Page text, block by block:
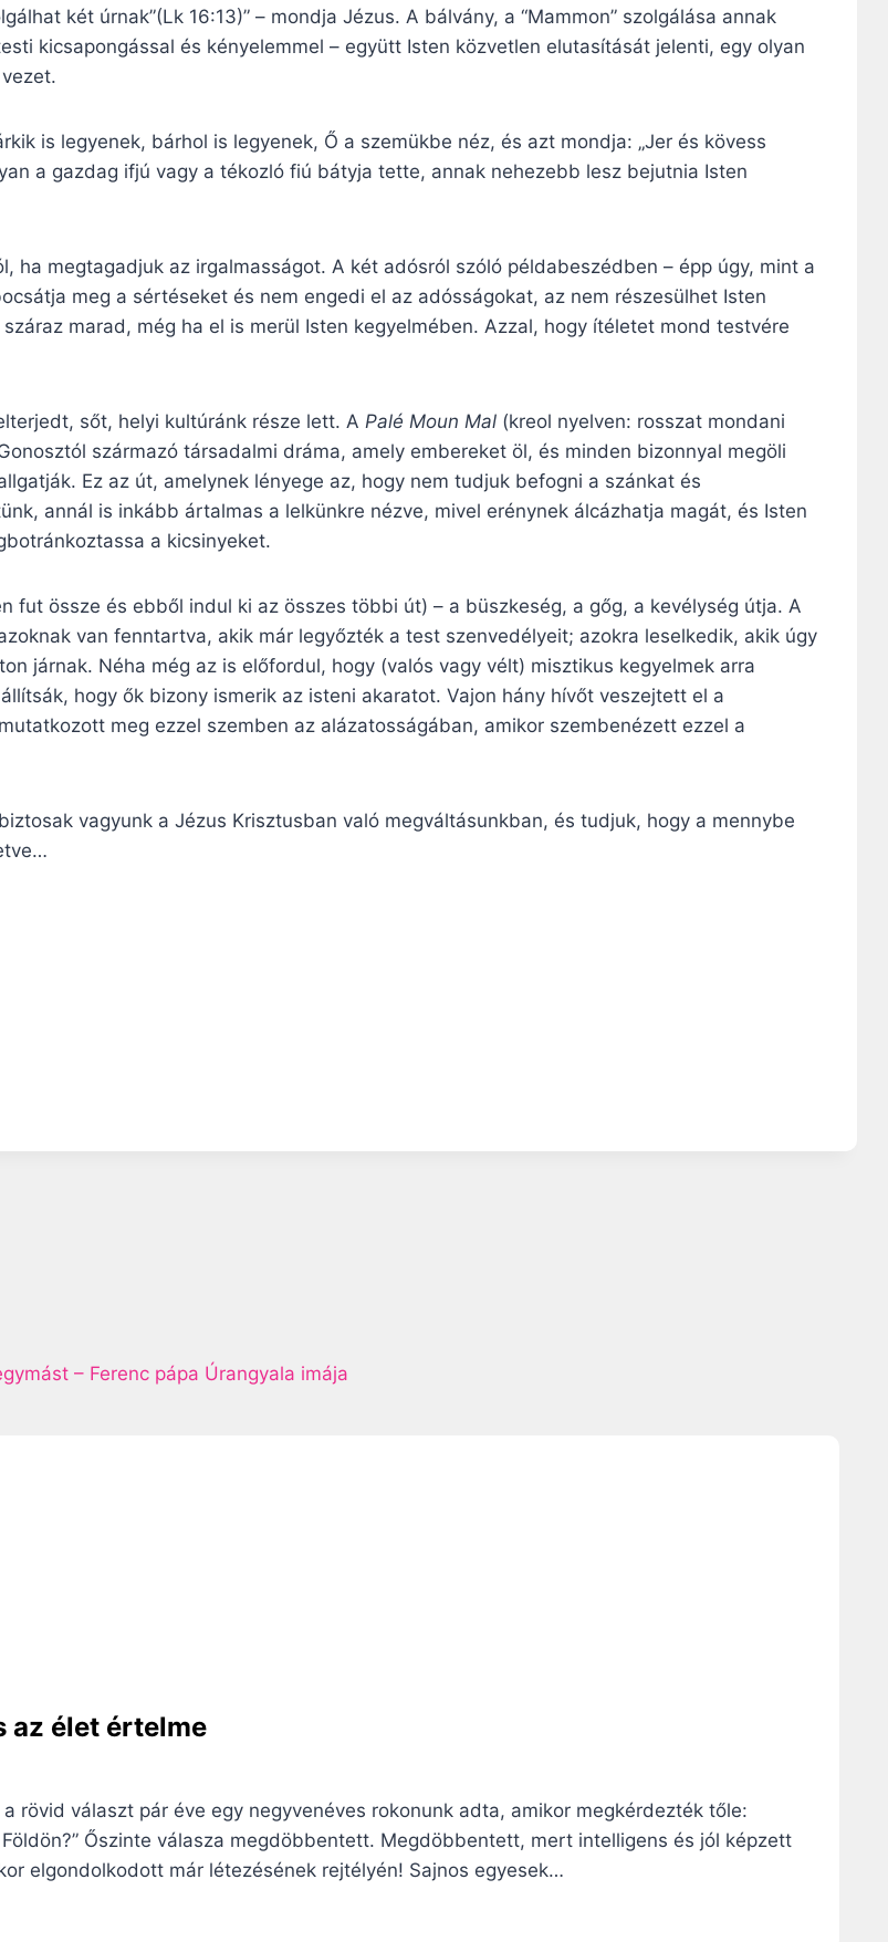
két úrnak”(Lk 16:13)” – mondja Jézus. A bálvány, a “Mammon” szolgálása annak
kicsapongással és kényelemmel – együtt Isten közvetlen elutasítását jelenti, egy olyan
is legyenek, bárhol is legyenek, Ő a szemükbe néz, és azt mondja: „Jer és kövess
a gazdag ifjú vagy a tékozló fiú bátyja tette, annak nehezebb lesz bejutnia Isten
ha megtagadjuk az irgalmasságot. A két adósról szóló példabeszédben – épp úgy, mint a
meg a sértéseket és nem engedi el az adósságokat, az nem részesülhet Isten
marad, még ha el is merül Isten kegyelmében. Azzal, hogy ítéletet mond testvére
sőt, helyi kultúránk része lett. A Palé Moun Mal (kreol nyelven: rosszat mondani
származó társadalmi dráma, amely embereket öl, és minden bizonnyal megöli
Ez az út, amelynek lényege az, hogy nem tudjuk befogni a szánkat és
annál is inkább ártalmas a lelkünkre nézve, mivel erénynek álcázhatja magát, és Isten
a kicsinyeket.
fut össze és ebből indul ki az összes többi út) – a büszkeség, a gőg, a kevélység útja. A
van fenntartva, akik már legyőzték a test szenvedélyeit; azokra leselkedik, akik úgy
járnak. Néha még az is előfordul, hogy (valós vagy vélt) misztikus kegyelmek arra
hogy ők bizony ismerik az isteni akaratot. Vajon hány hívőt veszejtett el a
meg ezzel szemben az alázatosságában, amikor szembenézett ezzel a
vagyunk a Jézus Krisztusban való megváltásunkban, és tudjuk, hogy a mennybe
– Ferenc pápa Úrangyala imája
az élet értelme
rövid választ pár éve egy negyvenéves rokonunk adta, amikor megkérdezték tőle:
Őszinte válasza megdöbbentett. Megdöbbentett, mert intelligens és jól képzett
elgondolkodott már létezésének rejtélyén! Sajnos egyesek…